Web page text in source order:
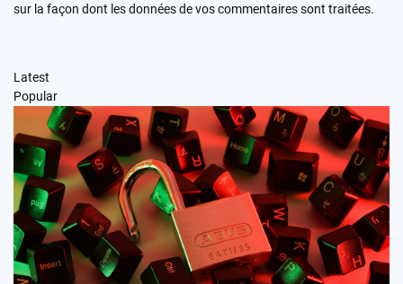
sur la façon dont les données de vos commentaires sont traitées.
Latest
Popular